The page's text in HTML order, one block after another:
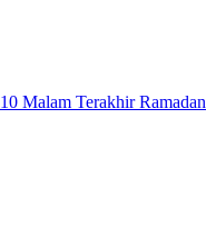
10 Malam Terakhir Ramadan